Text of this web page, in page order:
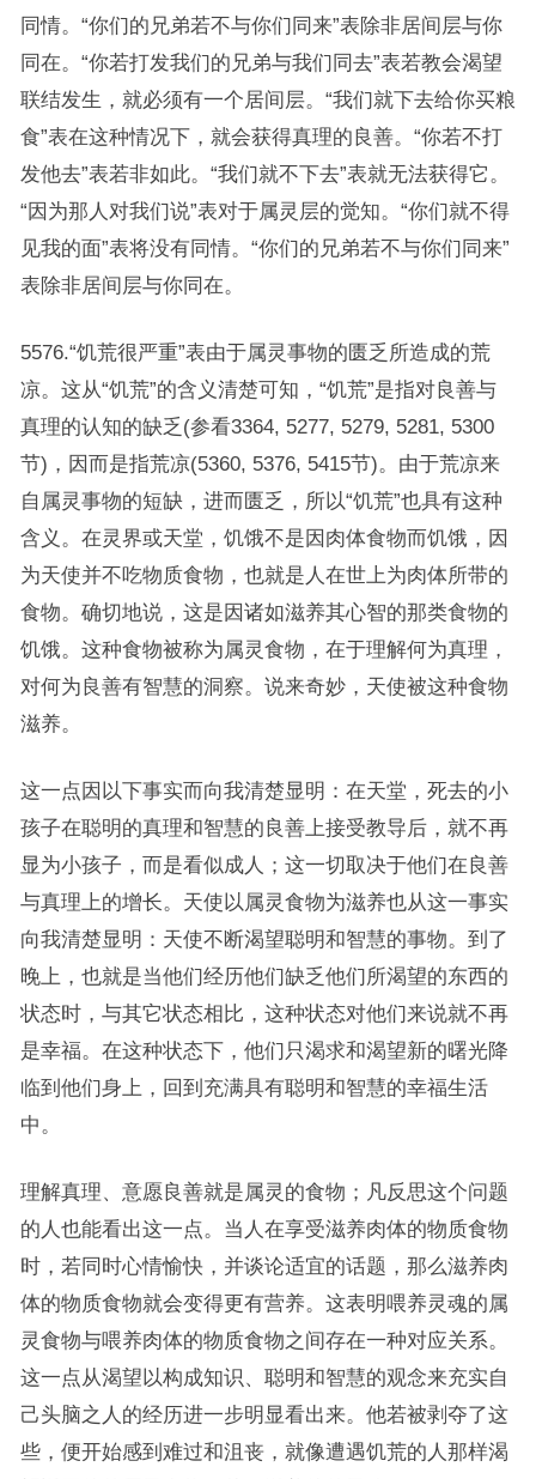
同情。“你们的兄弟若不与你们同来”表除非居间层与你
同在。“你若打发我们的兄弟与我们同去”表若教会渴望
联结发生，就必须有一个居间层。“我们就下去给你买粮
食”表在这种情况下，就会获得真理的良善。“你若不打
发他去”表若非如此。“我们就不下去”表就无法获得它。
“因为那人对我们说”表对于属灵层的觉知。“你们就不得
见我的面”表将没有同情。“你们的兄弟若不与你们同来”
表除非居间层与你同在。
5576.“饥荒很严重”表由于属灵事物的匮乏所造成的荒
凉。这从“饥荒”的含义清楚可知，“饥荒”是指对良善与
真理的认知的缺乏(参看3364, 5277, 5279, 5281, 5300
节)，因而是指荒凉(5360, 5376, 5415节)。由于荒凉来
自属灵事物的短缺，进而匮乏，所以“饥荒”也具有这种
含义。在灵界或天堂，饥饿不是因肉体食物而饥饿，因
为天使并不吃物质食物，也就是人在世上为肉体所带的
食物。确切地说，这是因诸如滋养其心智的那类食物的
饥饿。这种食物被称为属灵食物，在于理解何为真理，
对何为良善有智慧的洞察。说来奇妙，天使被这种食物
滋养。
这一点因以下事实而向我清楚显明：在天堂，死去的小
孩子在聪明的真理和智慧的良善上接受教导后，就不再
显为小孩子，而是看似成人；这一切取决于他们在良善
与真理上的增长。天使以属灵食物为滋养也从这一事实
向我清楚显明：天使不断渴望聪明和智慧的事物。到了
晚上，也就是当他们经历他们缺乏他们所渴望的东西的
状态时，与其它状态相比，这种状态对他们来说就不再
是幸福。在这种状态下，他们只渴求和渴望新的曙光降
临到他们身上，回到充满具有聪明和智慧的幸福生活
中。
理解真理、意愿良善就是属灵的食物；凡反思这个问题
的人也能看出这一点。当人在享受滋养肉体的物质食物
时，若同时心情愉快，并谈论适宜的话题，那么滋养肉
体的物质食物就会变得更有营养。这表明喂养灵魂的属
灵食物与喂养肉体的物质食物之间存在一种对应关系。
这一点从渴望以构成知识、聪明和智慧的观念来充实自
己头脑之人的经历进一步明显看出来。他若被剥夺了这
些，便开始感到难过和沮丧，就像遭遇饥荒的人那样渴